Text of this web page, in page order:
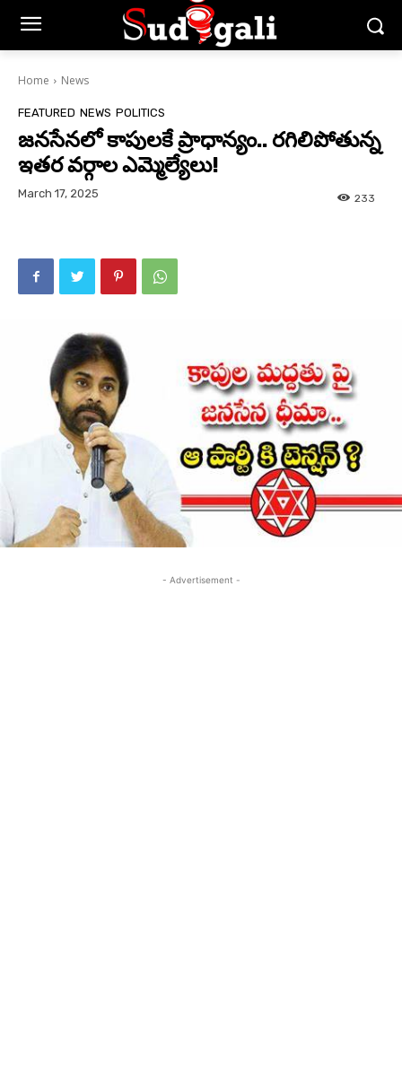
Home News
FEATURED NEWS POLITICS
జనసేనలో కాపులకే ప్రాధాన్యం.. రగిలిపోతున్న
ఇతర వర్గాల ఎమ్మెల్యేలు!
March 17, 2025 233
- Advertisement -